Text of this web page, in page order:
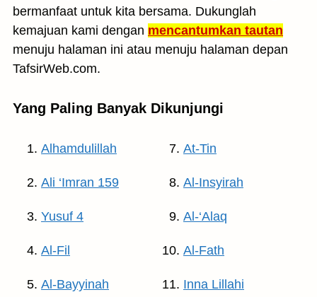
bermanfaat untuk kita bersama. Dukunglah
kemajuan kami dengan mencantumkan tautan
menuju halaman ini atau menuju halaman depan
TafsirWeb.com.
Yang Paling Banyak Dikunjungi
Alhamdulillah
Ali ‘Imran 159
Yusuf 4
Al-Fil
Al-Bayyinah
At-Tin
Al-Insyirah
Al-‘Alaq
Al-Fath
Inna Lillahi